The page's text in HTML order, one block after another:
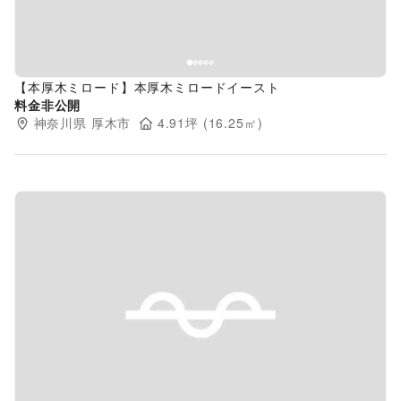
【本厚木ミロード】本厚木ミロードイースト
料金非公開
神奈川県 厚木市 4.91坪 (16.25 ㎡)
Previous slide